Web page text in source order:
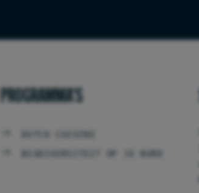
PROGRAMMA'S
DUTCH CUISINE
BIODIVERSITEIT OP JE BORD